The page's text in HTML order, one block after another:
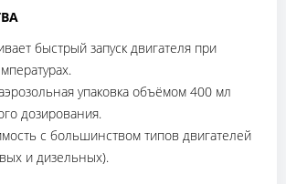
быстрый запуск двигателя при
упаковка объёмом 400 мл
дозирования.
с большинством типов двигателей
и дизельных).